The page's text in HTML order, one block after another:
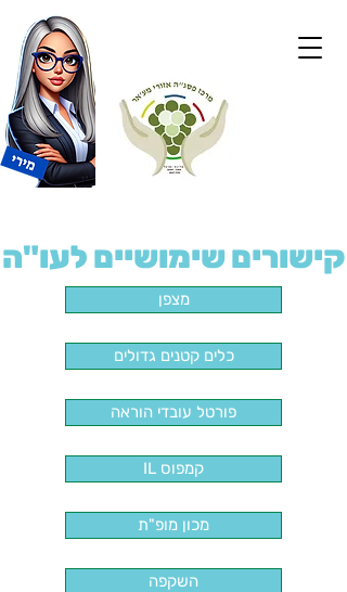
קישורים שימושיים לעו"ה
מצפן
כלים קטנים גדולים
פורטל עובדי הוראה
IL קמפוס
מכון מופ"ת
השקפה